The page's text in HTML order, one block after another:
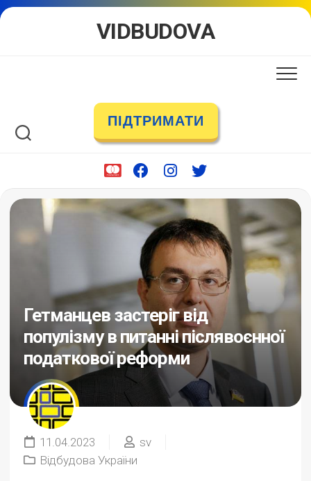
Skip
VIDBUDOVA
ПІДТРИМАТИ
Гетманцев застеріг від
популізму в питанні післявоєнної
податкової реформи
11.04.2023
sv
Відбудова України